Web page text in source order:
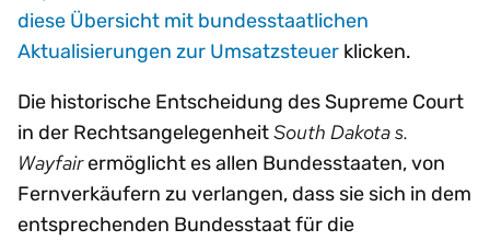
diese Übersicht mit bundesstaatlichen
Aktualisierungen zur Umsatzsteuer klicken.
Die historische Entscheidung des Supreme Court
in der RechtsangelegenheitSouth Dakota s.
Wayfairermöglicht es allen Bundesstaaten, von
Fernverkäufern zu verlangen, dass sie sich in dem
entsprechenden Bundesstaat für die